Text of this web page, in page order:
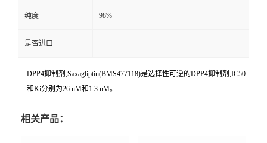
纯度 98%
是否进口
DPP4抑制剂,Saxagliptin(BMS477118)是选择性可逆的DPP4抑制剂,IC50
和Ki分别为26 nM和1.3 nM。
相关产品：